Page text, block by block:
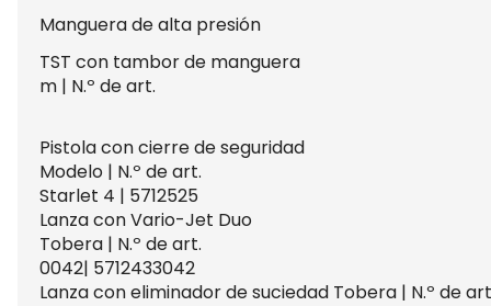
Manguera de alta presión
TST con tambor de manguera
m | N.º de art.
Pistola con cierre de seguridad
Modelo | N.º de art.
Starlet 4 | 5712525
Lanza con Vario-Jet Duo
Tobera | N.º de art.
0042| 5712433042
Lanza con eliminador de suciedad Tobera | N.º de